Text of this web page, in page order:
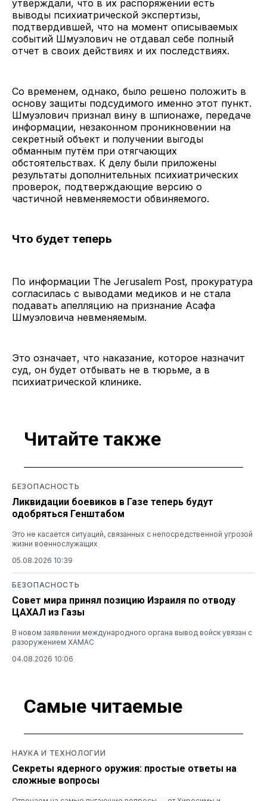
утверждали, что в их распоряжении есть
выводы психиатрической экспертизы,
подтвердившей, что на момент описываемых
событий Шмуэлович не отдавал себе полный
отчет в своих действиях и их последствиях.
Со временем, однако, было решено положить в
основу защиты подсудимого именно этот пункт.
Шмуэлович признал вину в шпионаже, передаче
информации, незаконном проникновении на
секретный объект и получении выгоды
обманным путём при отягчающих
обстоятельствах. К делу были приложены
результаты дополнительных психиатрических
проверок, подтверждающие версию о
частичной невменяемости обвиняемого.
Что будет теперь
По информации The Jerusalem Post, прокуратура
согласилась с выводами медиков и не стала
подавать апелляцию на признание Асафа
Шмуэловича невменяемым.
Это означает, что наказание, которое назначит
суд, он будет отбывать не в тюрьме, а в
психиатрической клинике.
Читайте также
БЕЗОПАСНОСТЬ
Ликвидации боевиков в Газе теперь будут
одобряться Генштабом
Это не касается ситуаций, связанных с непосредственной угрозой
жизни военнослужащих
05.08.2026 10:39
БЕЗОПАСНОСТЬ
Совет мира принял позицию Израиля по отводу
ЦАХАЛ из Газы
В новом заявлении международного органа вывод войск увязан с
разоружением ХАМАС
04.08.2026 10:06
Самые читаемые
НАУКА И ТЕХНОЛОГИИ
Секреты ядерного оружия: простые ответы на
сложные вопросы